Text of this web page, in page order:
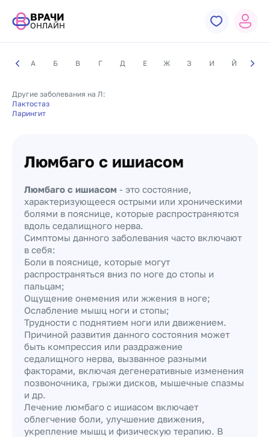
ВРАЧИ
ОНЛАЙН
А Б В Г Д Е Ж З И Й К
Другие заболевания на Л:
Лактостаз
Ларингит
Люмбаго с ишиасом
Люмбаго с ишиасом - это состояние,
характеризующееся острыми или хроническими
болями в пояснице, которые распространяются
вдоль седалищного нерва.
Симптомы данного заболевания часто включают
в себя:
Боли в пояснице, которые могут
распространяться вниз по ноге до стопы и
пальцам;
Ощущение онемения или жжения в ноге;
Ослабление мышц ноги и стопы;
Трудности с поднятием ноги или движением.
Причиной развития данного состояния может
быть компрессия или раздражение
седалищного нерва, вызванное разными
факторами, включая дегенеративные изменения
позвоночника, грыжи дисков, мышечные спазмы
и др.
Лечение люмбаго с ишиасом включает
облегчение боли, улучшение движения,
укрепление мышц и физическую терапию. В